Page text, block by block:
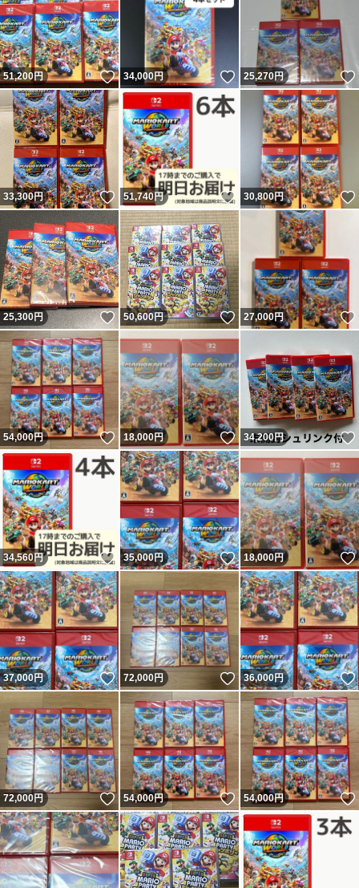
51,200円 いいね！
34,000円 いいね！
25,270円
33,300円 いいね！
51,740円 いいね！
30,800円
25,300円 いいね！
50,600円 いいね！
27,000円
54,000円 いいね！
18,000円 いいね！
34,200円
34,560円 いいね！
35,000円 いいね！
18,000円
37,000円 いいね！
72,000円 いいね！
36,000円
72,000円 いいね！
54,000円 いいね！
54,000円